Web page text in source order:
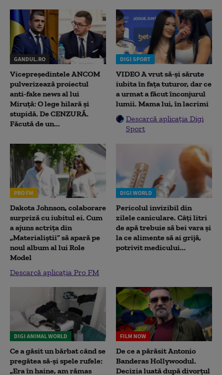
GANDUL.RO
Vicepreședintele ANCOM
pulverizează proiectul
anti-fake news al lui
Miruță: O lege hilară și
stupidă. De CENZURĂ.
Făcută de un...
DIGI SPORT
VIDEO A vrut să-și sărute
iubita în fața tuturor, dar ce
a urmat a făcut înconjurul
lumii. Mama lui, în lacrimi
Descarcă aplicația Digi
Sport
PRO FM
Dakota Johnson, colaborare
surpriză cu iubitul ei. Cum
a ajuns actrița din
„Materialiștii” să apară pe
noul album al lui Role
Model
Descarcă aplicația Pro FM
DIGI WORLD
Pericolul invizibil din
zilele caniculare. Câți litri
de apă trebuie să bei vara și
la ce alimente să ai grijă,
potrivit medicului...
DIGI ANIMAL WORLD
Ce a găsit un bărbat când se
pregătea să-și spele rufele:
„Era în haine, am rămas
FILM NOW
De ce a părăsit Antonio
Banderas Hollywoodul.
Decizia luată după divorțul